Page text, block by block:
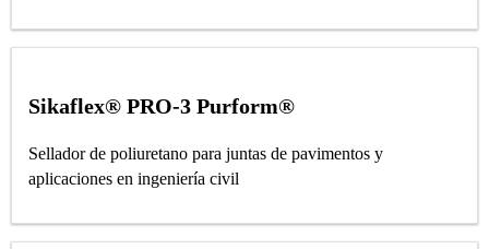
Sikaflex® PRO-3 Purform®
Sellador de poliuretano para juntas de pavimentos y
aplicaciones en ingeniería civil